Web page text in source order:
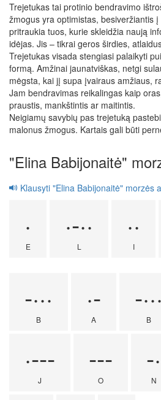
Trejetukas tai protinio bendravimo
žmogus yra optimistas, besiveržiantis
pritraukia tuos, kurie skleidžia naują
idėjas. Jis – tikrai geros širdies,
Trejetukas visada stengiasi palaikyti
formą. Amžinai jaunatviškas, netgi
mėgsta, kai jį supa įvairaus amžiaus,
Jam bendravimas reikalingas kaip
praustis, mankštintis ar maitintis.
Neigiamų savybių pas trejetuką
malonus žmogus. Kartais gali būti
"Elina Babijonaitė"
Klausyti "Elina Babijonaitė" morzės
·
E
·-··
L
··
I
-···
B
·-
A
-···
B
·---
J
---
O
-·
N